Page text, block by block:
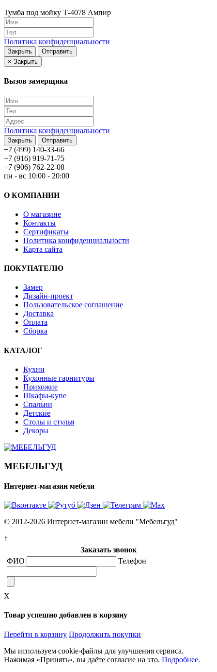
Тумба под мойку Т-4078 Ампир
Политика конфиденциальности
Закрыть
Отправить
× Закрыть
Вызов замерщика
Политика конфиденциальности
Закрыть Отправить
+7 (499) 140-33-66
+7 (916) 919-71-75
+7 (906) 762-22-08
пн - вс 10:00 - 20:00
О КОМПАНИИ
О магазине
Контакты
Сертификаты
Политика конфиденциальности
Карта сайта
ПОКУПАТЕЛЮ
Замер
Дизайн-проект
Пользовательское соглашение
Доставка
Оплата
Сборка
КАТАЛОГ
Кухни
Кухонные гарнитуры
Прихожие
Шкафы-купе
Спальни
Детские
Столы и стулья
Декоры
МЕБЕЛЬГУД
Интернет-магазин мебели
© 2012-2026 Интернет-магазин мебели "Мебельгуд"
↑
Заказать звонок
ФИО
Телефон
X
Товар успешно добавлен в корзину
Перейти в корзину Продолжить покупки
Мы используем cookie-файлы для улучшения сервиса.
Нажимая «Принять», вы даёте согласие на это. Подробнее.